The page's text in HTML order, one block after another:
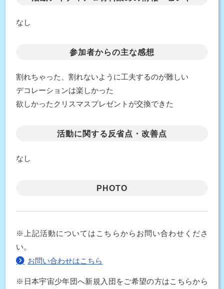
なし
参加者からの主な感想
割れちゃった、割れないように工夫するのが難しい
デコレーションは楽しかった
欲しかったクリスマスプレゼントが交換できた
活動に関する反省点・改善点
なし
PHOTO
※上記活動についてはこちらからお問い合わせくださ
い。
お問い合わせはこちら
※日本宇宙少年団へ新規入団をご希望の方はこちらから